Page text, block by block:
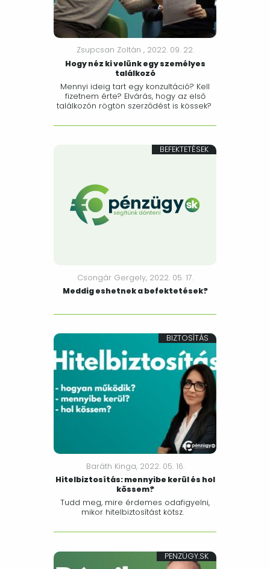
Zsupcsan Zoltán , 2022. 09. 22.
Hogy néz ki velünk egy személyes
találkozó
Mennyi ideig tart egy konzultáció? Kell
fizetnem érte? Elvárás, hogy az első
találkozón rögtön szerződést is kössek?
BEFEKTETÉSEK
Csongár Gergely, 2022. 05. 17.
Meddig eshetnek a befektetések?
BIZTOSÍTÁS
Baráth Kinga, 2022. 05. 16.
Hitelbiztosítás: mennyibe kerül és hol
kössem?
Tudd meg, mire érdemes odafigyelni,
mikor hitelbiztosítást kötsz.
PENZÜGY.SK